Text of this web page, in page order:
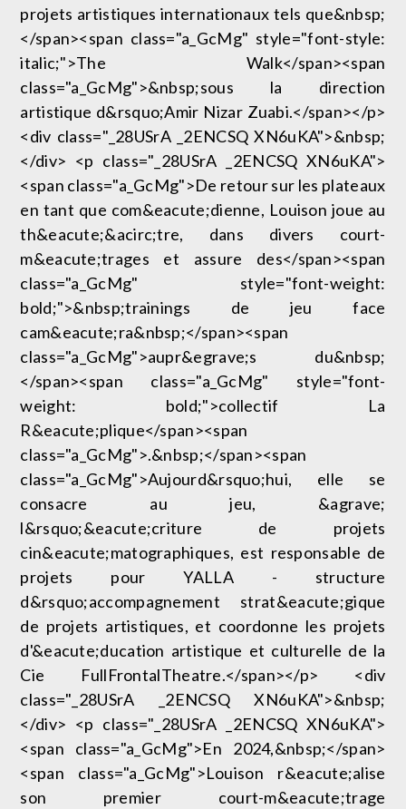
projets artistiques internationaux tels que&nbsp;
</span><span class="a_GcMg" style="font-style:
italic;">The Walk</span><span
class="a_GcMg">&nbsp;sous la direction
artistique d&rsquo;Amir Nizar Zuabi.</span></p>
<div class="_28USrA _2ENCSQ XN6uKA">&nbsp;
</div> <p class="_28USrA _2ENCSQ XN6uKA">
<span class="a_GcMg">De retour sur les plateaux
en tant que com&eacute;dienne, Louison joue au
th&eacute;&acirc;tre, dans divers court-
m&eacute;trages et assure des</span><span
class="a_GcMg" style="font-weight:
bold;">&nbsp;trainings de jeu face
cam&eacute;ra&nbsp;</span><span
class="a_GcMg">aupr&egrave;s du&nbsp;
</span><span class="a_GcMg" style="font-
weight: bold;">collectif La
R&eacute;plique</span><span
class="a_GcMg">.&nbsp;</span><span
class="a_GcMg">Aujourd&rsquo;hui, elle se
consacre au jeu, &agrave;
l&rsquo;&eacute;criture de projets
cin&eacute;matographiques, est responsable de
projets pour YALLA - structure
d&rsquo;accompagnement strat&eacute;gique
de projets artistiques, et coordonne les projets
d'&eacute;ducation artistique et culturelle de la
Cie FullFrontalTheatre.</span></p> <div
class="_28USrA _2ENCSQ XN6uKA">&nbsp;
</div> <p class="_28USrA _2ENCSQ XN6uKA">
<span class="a_GcMg">En 2024,&nbsp;</span>
<span class="a_GcMg">Louison r&eacute;alise
son premier court-m&eacute;trage